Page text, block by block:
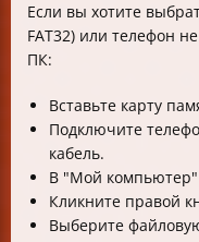
Если вы хотите
FAT32) или телефон
ПК:
Вставьте карту
Подключите
кабель.
В "Мой компьютер"
Кликните правой
Выберите